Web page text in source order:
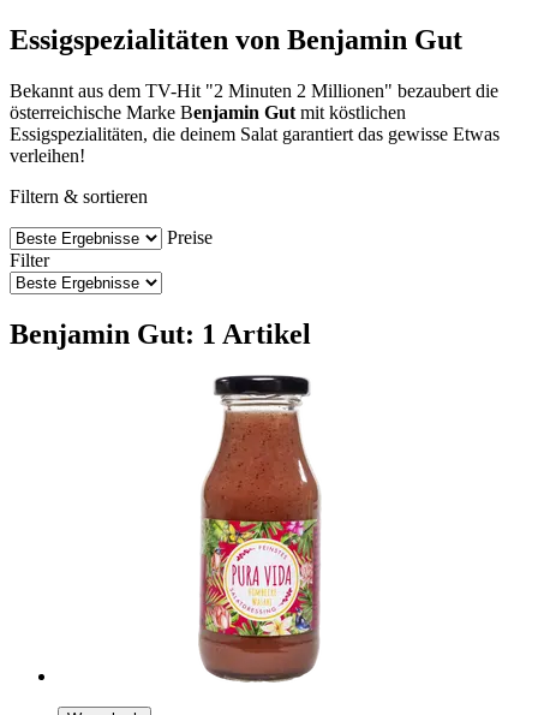
Essigspezialitäten von Benjamin Gut
Bekannt aus dem TV-Hit "2 Minuten 2 Millionen" bezaubert die
österreichische Marke Benjamin Gut mit köstlichen
Essigspezialitäten, die deinem Salat garantiert das gewisse Etwas
verleihen!
Filtern & sortieren
Preise
Filter
Benjamin Gut: 1 Artikel